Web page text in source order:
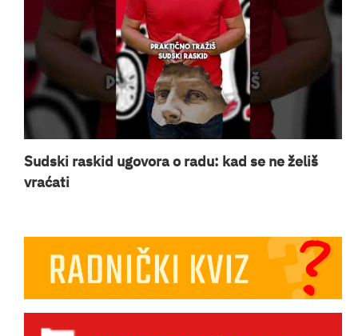
Sudski raskid ugovora o radu: kad se ne želiš
vraćati